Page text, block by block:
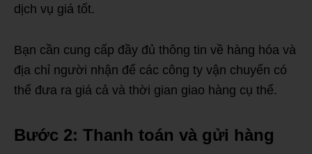
dịch vụ giá tốt.
Bạn cần cung cấp đầy đủ thông tin về hàng hóa và
địa chỉ người nhận để các công ty vận chuyển có
thể đưa ra giá cả và thời gian giao hàng cụ thể.
Bước 2: Thanh toán và gửi hàng